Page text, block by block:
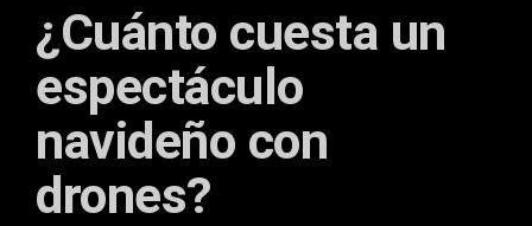
¿Cuánto cuesta un
espectáculo
navideño con
drones?